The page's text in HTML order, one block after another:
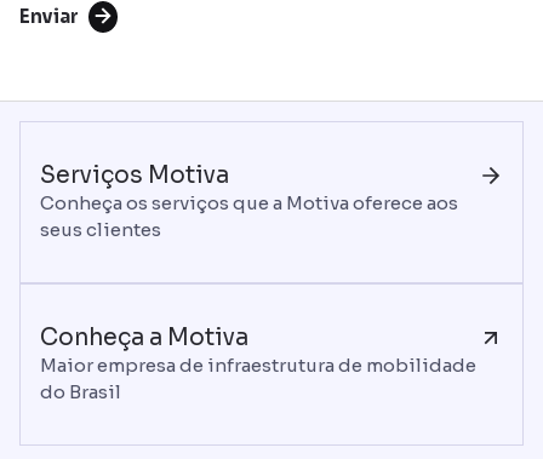
Enviar
Serviços Motiva
Conheça os serviços que a Motiva oferece aos
seus clientes
Conheça a Motiva
Maior empresa de infraestrutura de mobilidade
do Brasil